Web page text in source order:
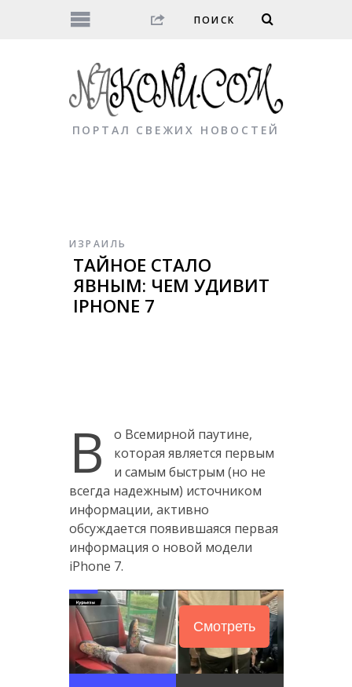
ПОРТАЛ СВЕЖИХ НОВОСТЕЙ
ИЗРАИЛЬ
ТАЙНОЕ СТАЛО
ЯВНЫМ: ЧЕМ УДИВИТ
IPHONE 7
В
о Всемирной паутине,
которая является первым
и самым быстрым (но не
всегда надежным) источником
информации, активно
обсуждается появившаяся первая
информация о новой модели
iPhone 7.
Смотреть